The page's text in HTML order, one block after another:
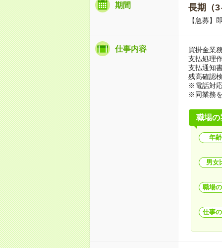
期間 長期（
【急募
仕事内容
買掛金業
支払処理
支払通知
残高確認
※電話対
※同業務
職場の
年
男女
職場
仕事